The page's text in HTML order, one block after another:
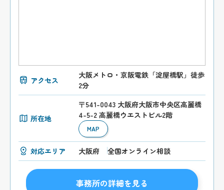
アクセス
大阪メトロ・京阪電鉄「淀屋橋駅」徒歩
2分
所在地
〒541-0043 大阪府大阪市中央区高麗橋
4-5-2 高麗橋ウエストビル2階
MAP
対応エリア 大阪府 全国オンライン相談
事務所の詳細を見る